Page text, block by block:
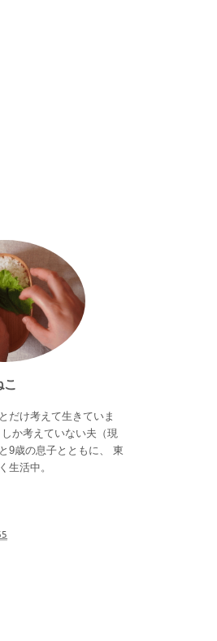
こ
だけ考えて生きていま
か考えていない夫（現
9歳の息子とともに、 東
生活中。